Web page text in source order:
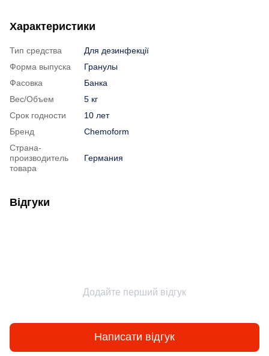
Характеристики
Тип средства
Для дезинфекції
Форма выпуска
Гранулы
Фасовка
Банка
Вес/Объем
5 кг
Срок годности
10 лет
Бренд
Chemoform
Страна-
производитель
товара
Германия
Відгуки
Додайте перший відгук
Написати відгук